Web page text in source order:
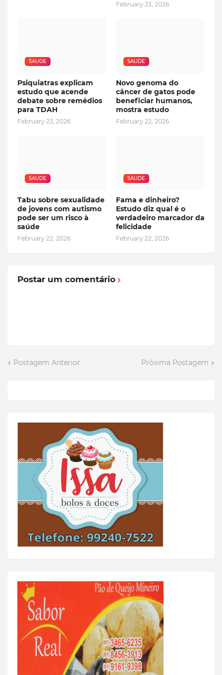
February 23, 2026
SAUDE
Psiquiatras explicam
estudo que acende
debate sobre remédios
para TDAH
February 23, 2026
SAUDE
Novo genoma do
câncer de gatos pode
beneficiar humanos,
mostra estudo
February 22, 2026
SAUDE
Tabu sobre sexualidade
de jovens com autismo
pode ser um risco à
saúde
February 22, 2026
SAUDE
Fama e dinheiro?
Estudo diz qual é o
verdadeiro marcador da
felicidade
February 22, 2026
Postar um comentário
Postagem Anterior Próxima Postagem